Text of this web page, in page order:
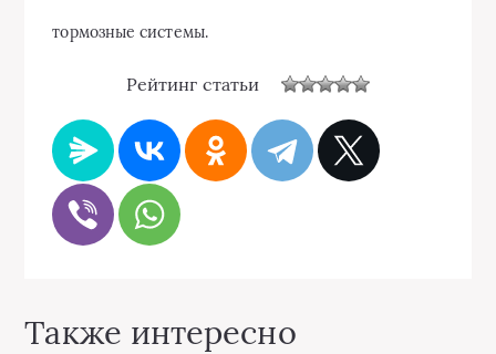
тормозные системы.
Рейтинг статьи
Также интересно